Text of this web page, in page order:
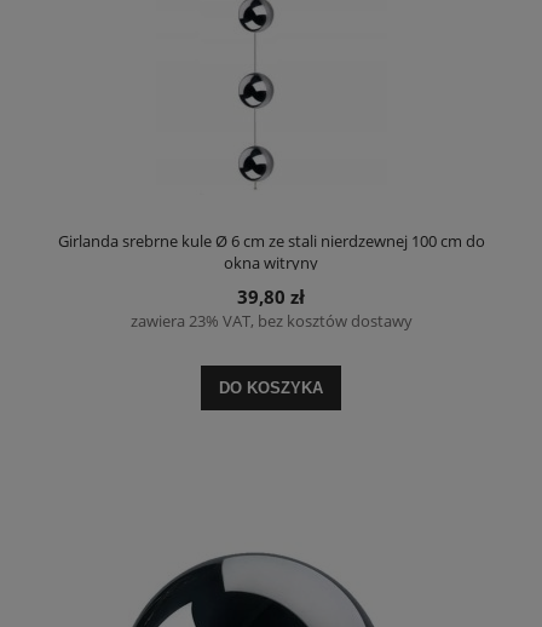
Girlanda srebrne kule Ø 6 cm ze stali nierdzewnej 100 cm do
okna witryny
39,80 zł
zawiera 23% VAT, bez kosztów dostawy
DO KOSZYKA